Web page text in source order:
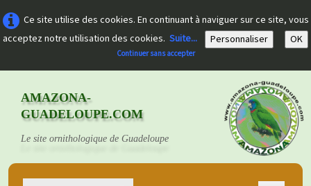
Ce site utilise des cookies. En continuant à naviguer sur ce site, vous
acceptez notre utilisation des cookies. Suite... Personnaliser OK
Continuer sans accepter
AMAZONA-
GUADELOUPE.COM
Le site ornithologique de Guadeloupe